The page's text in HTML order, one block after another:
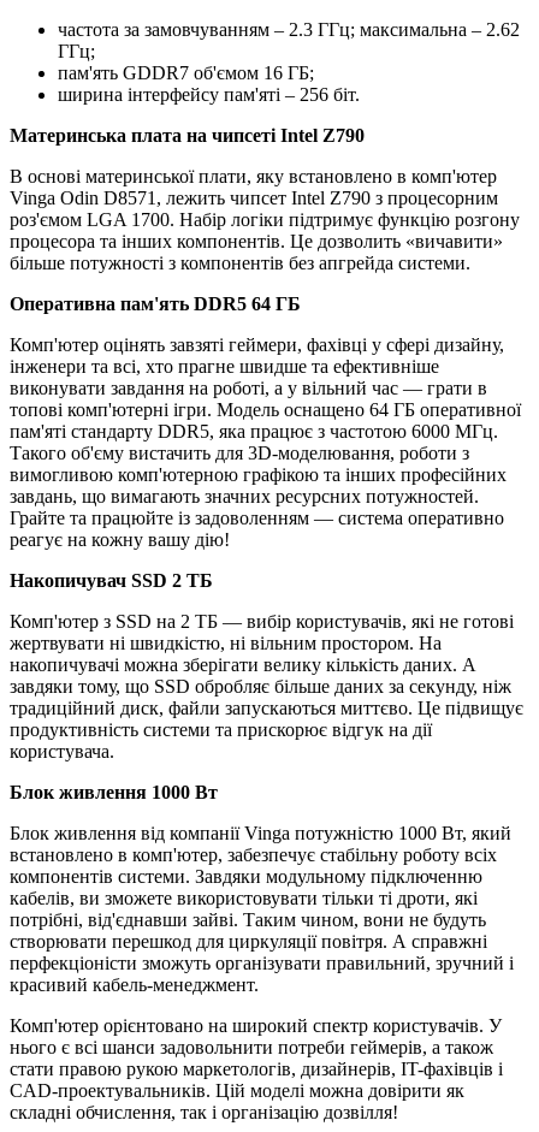
частота за замовчуванням – 2.3 ГГц; максимальна – 2.62
ГГц;
пам'ять GDDR7 об'ємом 16 ГБ;
ширина інтерфейсу пам'яті – 256 біт.
Материнська плата на чипсеті Intel Z790
В основі материнської плати, яку встановлено в комп'ютер
Vinga Odin D8571, лежить чипсет Intel Z790 з процесорним
роз'ємом LGA 1700. Набір логіки підтримує функцію розгону
процесора та інших компонентів. Це дозволить «вичавити»
більше потужності з компонентів без апгрейда системи.
Оперативна пам'ять DDR5 64 ГБ
Комп'ютер оцінять завзяті геймери, фахівці у сфері дизайну,
інженери та всі, хто прагне швидше та ефективніше
виконувати завдання на роботі, а у вільний час — грати в
топові комп'ютерні ігри. Модель оснащено 64 ГБ оперативної
пам'яті стандарту DDR5, яка працює з частотою 6000 МГц.
Такого об'єму вистачить для 3D-моделювання, роботи з
вимогливою комп'ютерною графікою та інших професійних
завдань, що вимагають значних ресурсних потужностей.
Грайте та працюйте із задоволенням — система оперативно
реагує на кожну вашу дію!
Накопичувач SSD 2 ТБ
Комп'ютер з SSD на 2 ТБ — вибір користувачів, які не готові
жертвувати ні швидкістю, ні вільним простором. На
накопичувачі можна зберігати велику кількість даних. А
завдяки тому, що SSD обробляє більше даних за секунду, ніж
традиційний диск, файли запускаються миттєво. Це підвищує
продуктивність системи та прискорює відгук на дії
користувача.
Блок живлення 1000 Вт
Блок живлення від компанії Vinga потужністю 1000 Вт, який
встановлено в комп'ютер, забезпечує стабільну роботу всіх
компонентів системи. Завдяки модульному підключенню
кабелів, ви зможете використовувати тільки ті дроти, які
потрібні, від'єднавши зайві. Таким чином, вони не будуть
створювати перешкод для циркуляції повітря. А справжні
перфекціоністи зможуть організувати правильний, зручний і
красивий кабель-менеджмент.
Комп'ютер орієнтовано на широкий спектр користувачів. У
нього є всі шанси задовольнити потреби геймерів, а також
стати правою рукою маркетологів, дизайнерів, IT-фахівців і
CAD-проектувальників. Цій моделі можна довірити як
складні обчислення, так і організацію дозвілля!